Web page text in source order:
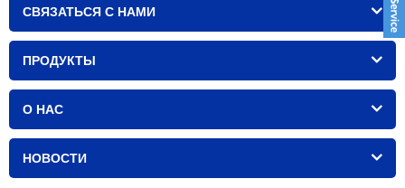
СВЯЗАТЬСЯ С НАМИ
ПРОДУКТЫ
О НАС
НОВОСТИ